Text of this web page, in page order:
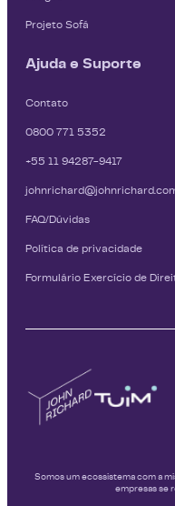
Projeto Sofá
Ajuda e Suporte
Contato
0800 771 5352
+55 11 94287-9417
FAQ/Dúvidas
Política de privacidade
Formulário Exercício de
Somos um ecossistema com a
empresas se